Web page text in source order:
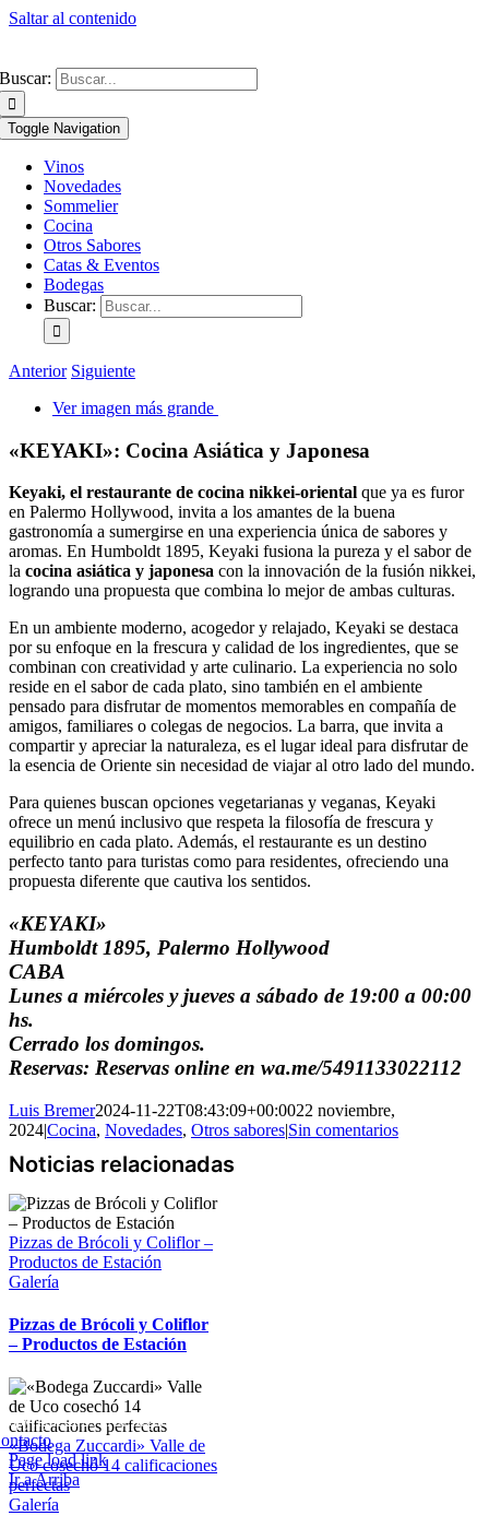
Saltar al contenido
Buscar:
Toggle Navigation
Vinos
Novedades
Sommelier
Cocina
Otros Sabores
Catas & Eventos
Bodegas
Buscar:
Anterior Siguiente
Ver imagen más grande
«KEYAKI»: Cocina Asiática y Japonesa
Keyaki, el restaurante de cocina nikkei-oriental que ya es furor
en Palermo Hollywood, invita a los amantes de la buena
gastronomía a sumergirse en una experiencia única de sabores y
aromas. En Humboldt 1895, Keyaki fusiona la pureza y el sabor de
la cocina asiática y japonesa con la innovación de la fusión nikkei,
logrando una propuesta que combina lo mejor de ambas culturas.
En un ambiente moderno, acogedor y relajado, Keyaki se destaca
por su enfoque en la frescura y calidad de los ingredientes, que se
combinan con creatividad y arte culinario. La experiencia no solo
reside en el sabor de cada plato, sino también en el ambiente
pensado para disfrutar de momentos memorables en compañía de
amigos, familiares o colegas de negocios. La barra, que invita a
compartir y apreciar la naturaleza, es el lugar ideal para disfrutar de
la esencia de Oriente sin necesidad de viajar al otro lado del mundo.
Para quienes buscan opciones vegetarianas y veganas, Keyaki
ofrece un menú inclusivo que respeta la filosofía de frescura y
equilibrio en cada plato. Además, el restaurante es un destino
perfecto tanto para turistas como para residentes, ofreciendo una
propuesta diferente que cautiva los sentidos.
«KEYAKI»
Humboldt 1895, Palermo Hollywood
CABA
Lunes a miércoles y jueves a sábado de 19:00 a 00:00
hs.
Cerrado los domingos.
Reservas: Reservas online en wa.me/5491133022112
Luis Bremer2024-11-22T08:43:09+00:0022 noviembre,
2024|Cocina, Novedades, Otros sabores|Sin comentarios
Pizzas de Brócoli y Coliflor –
Productos de Estación
Galería
Pizzas de Brócoli y Coliflor
– Productos de Estación
«Bodega Zuccardi» Valle de
Uco cosechó 14 calificaciones
perfectas
Galería
Copyright 2023 | All Rights Reserved | Desarrollado por
Page load link
Ir a Arriba